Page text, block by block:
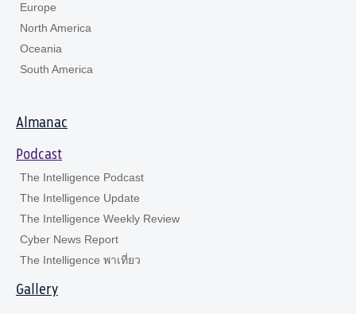
Europe
North America
Oceania
South America
Almanac
Podcast
The Intelligence Podcast
The Intelligence Update
The Intelligence Weekly Review
Cyber News Report
The Intelligence พาเที่ยว
Gallery